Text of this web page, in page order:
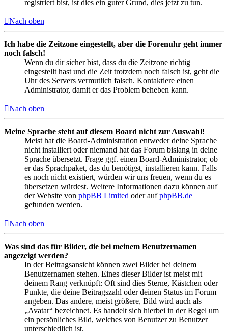
registriert bist, ist dies ein guter Grund, dies jetzt zu tun.
Nach oben
Ich habe die Zeitzone eingestellt, aber die Forenuhr geht immer
noch falsch!
Wenn du dir sicher bist, dass du die Zeitzone richtig
eingestellt hast und die Zeit trotzdem noch falsch ist, geht die
Uhr des Servers vermutlich falsch. Kontaktiere einen
Administrator, damit er das Problem beheben kann.
Nach oben
Meine Sprache steht auf diesem Board nicht zur Auswahl!
Meist hat die Board-Administration entweder deine Sprache
nicht installiert oder niemand hat das Forum bislang in deine
Sprache übersetzt. Frage ggf. einen Board-Administrator, ob
er das Sprachpaket, das du benötigst, installieren kann. Falls
es noch nicht existiert, würden wir uns freuen, wenn du es
übersetzen würdest. Weitere Informationen dazu können auf
der Website von phpBB Limited oder aufphpBB.de
gefunden werden.
Nach oben
Was sind das für Bilder, die bei meinem Benutzernamen
angezeigt werden?
In der Beitragsansicht können zwei Bilder bei deinem
Benutzernamen stehen. Eines dieser Bilder ist meist mit
deinem Rang verknüpft: Oft sind dies Sterne, Kästchen oder
Punkte, die deine Beitragszahl oder deinen Status im Forum
angeben. Das andere, meist größere, Bild wird auch als
„Avatar“ bezeichnet. Es handelt sich hierbei in der Regel um
ein persönliches Bild, welches von Benutzer zu Benutzer
unterschiedlich ist.